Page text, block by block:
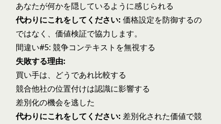
あなたが何かを隠しているように感じられる
代わりにこれをしてください: 価格設定を防御するの
ではなく、価値検証で協力します。
間違い#5: 競争コンテキストを無視する
失敗する理由:
買い手は、どうであれ比較する
競合他社の位置付けは認識に影響する
差別化の機会を逃した
代わりにこれをしてください: 差別化された価値で競